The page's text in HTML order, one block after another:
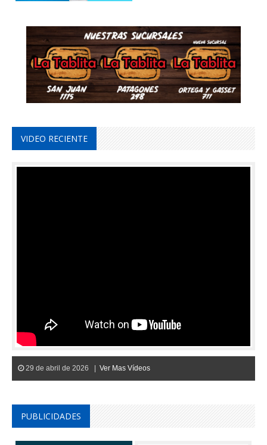
VIDEO RECIENTE
29 de abril de 2026 | Ver Mas Vídeos
PUBLICIDADES